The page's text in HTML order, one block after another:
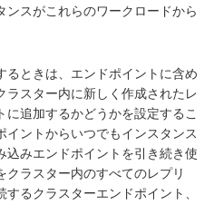
ンスがこれらのワークロードから
るときは、エンドポイントに含め
ラスター内に新しく作成されたレ
追加するかどうかを設定するこ
イントからいつでもインスタンス
込みエンドポイントを引き続き使
クラスター内のすべてのレプリ
るクラスターエンドポイント、